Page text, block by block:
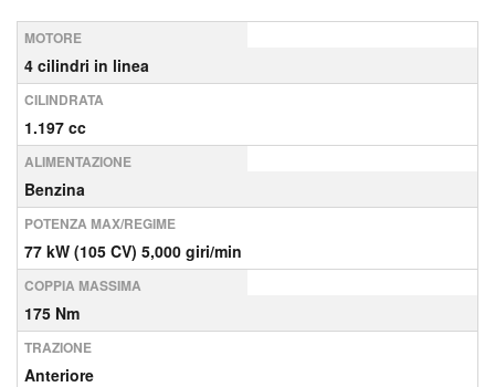
MOTORE
4 cilindri in linea
CILINDRATA
1.197 cc
ALIMENTAZIONE
Benzina
POTENZA MAX/REGIME
77 kW (105 CV) 5,000 giri/min
COPPIA MASSIMA
175 Nm
TRAZIONE
Anteriore